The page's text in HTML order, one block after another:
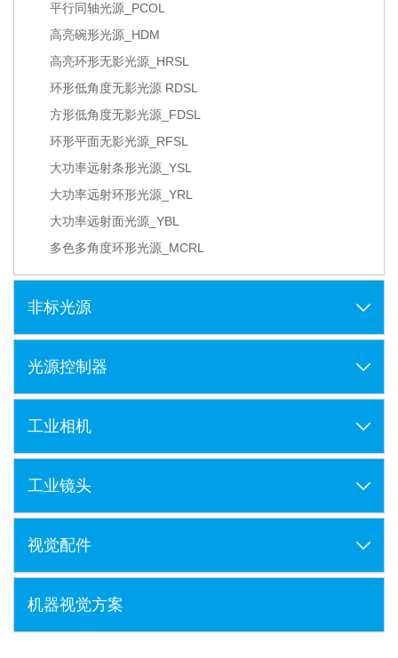
平行同轴光源_PCOL
高亮碗形光源_HDM
高亮环形无影光源_HRSL
环形低角度无影光源 RDSL
方形低角度无影光源_FDSL
环形平面无影光源_RFSL
大功率远射条形光源_YSL
大功率远射环形光源_YRL
大功率远射面光源_YBL
多色多角度环形光源_MCRL
非标光源
光源控制器
工业相机
工业镜头
视觉配件
机器视觉方案